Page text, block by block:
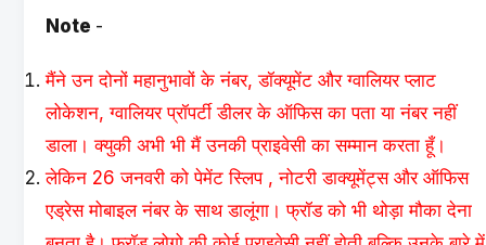
Note -
मैंने उन दोनों महानुभावों के नंबर, डॉक्यूमेंट और ग्वालियर प्लाट
लोकेशन, ग्वालियर प्रॉपर्टी डीलर के ऑफिस का पता या नंबर नहीं
डाला। क्युकी अभी भी मैं उनकी प्राइवेसी का सम्मान करता हूँ।
लेकिन 26 जनवरी को पेमेंट स्लिप , नोटरी डाक्यूमेंट्स और ऑफिस
एड्रेस मोबाइल नंबर के साथ डालूंगा। फ्रॉड को भी थोड़ा मौका देना